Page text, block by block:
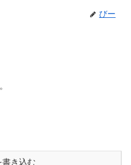
びー
書き込む